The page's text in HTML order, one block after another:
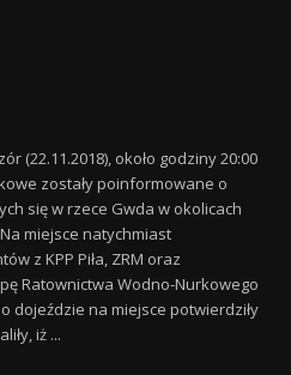
(22.11.2018), około godziny 20:00
zostały poinformowane o
się w rzece Gwda w okolicach
miejsce natychmiast
z KPP Piła, ZRM oraz
Ratownictwa Wodno-Nurkowego
po dojeździe na miejsce potwierdziły
iż ...